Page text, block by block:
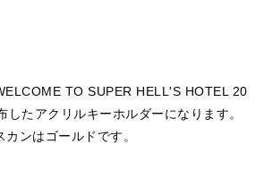
TO SUPER HELL'S HOTEL 20
したアクリルキーホルダーになります。
ンはゴールドです。